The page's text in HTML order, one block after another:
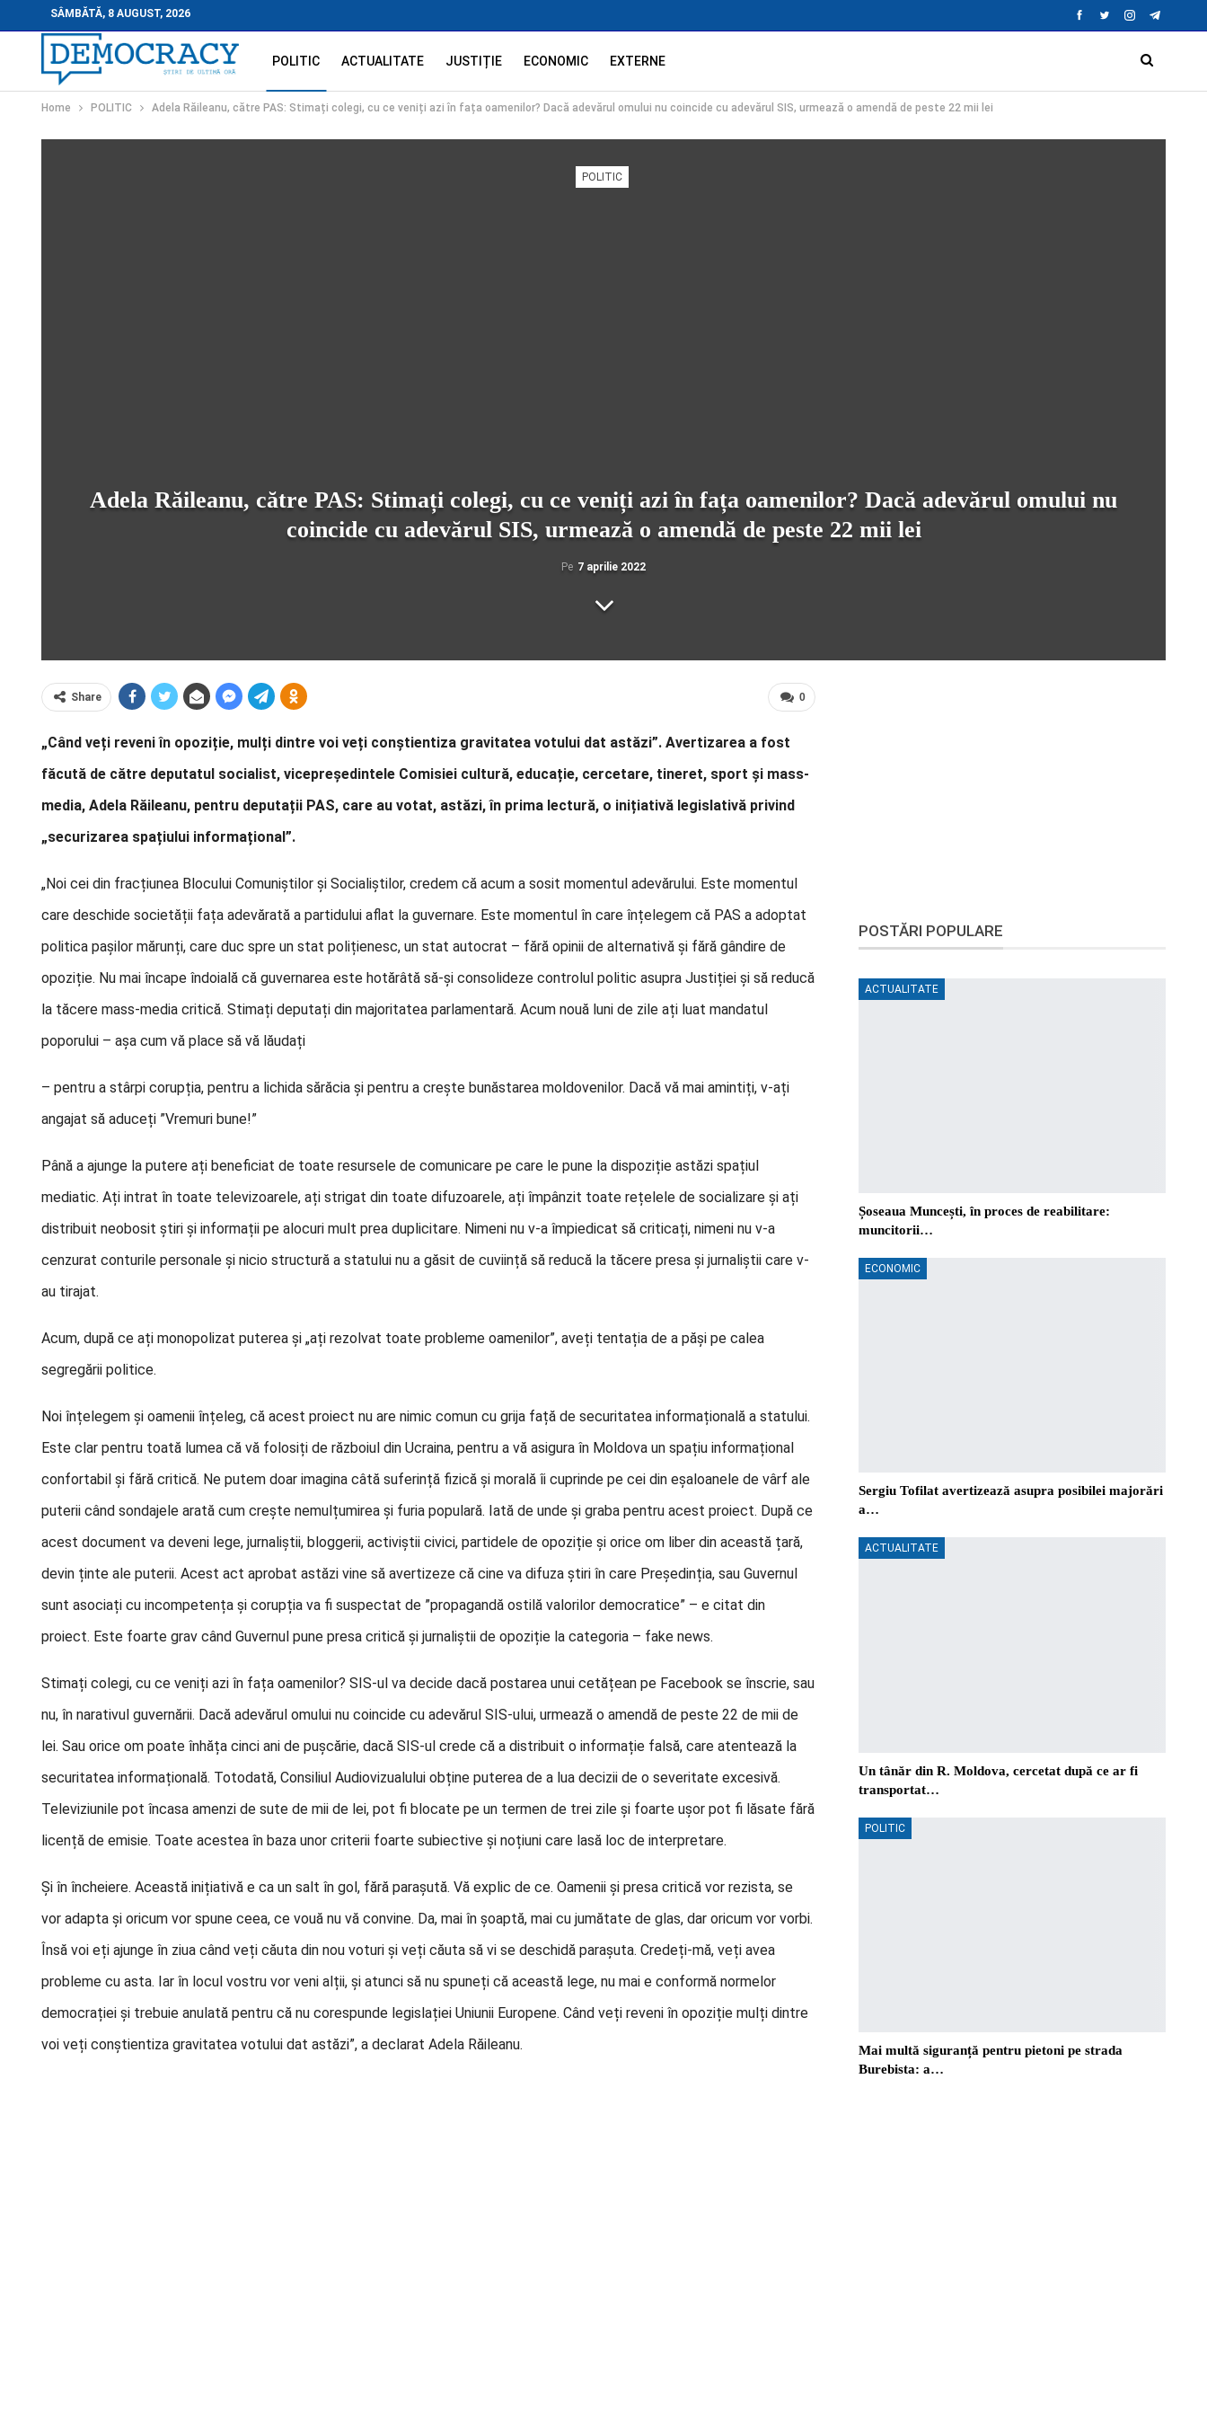
SÂMBĂTĂ, 8 AUGUST, 2026
POLITIC ACTUALITATE JUSTIȚIE ECONOMIC EXTERNE
Home POLITIC Adela Răileanu, către PAS: Stimați colegi, cu ce veniți azi în fața oamenilor? Dacă adevărul omului nu coincide cu adevărul SIS, urmează o amendă de peste 22 mii lei
POLITIC
Adela Răileanu, către PAS: Stimați colegi, cu ce veniți azi în fața oamenilor? Dacă adevărul omului nu
coincide cu adevărul SIS, urmează o amendă de peste 22 mii lei
Pe 7 aprilie 2022
0
Share
„Când veți reveni în opoziție, mulți dintre voi veți conștientiza gravitatea votului dat astăzi”. Avertizarea a fost
făcută de către deputatul socialist, vicepreședintele Comisiei cultură, educație, cercetare, tineret, sport și mass-
media, Adela Răileanu, pentru deputații PAS, care au votat, astăzi, în prima lectură, o inițiativă legislativă privind
„securizarea spațiului informațional”.
„Noi cei din fracțiunea Blocului Comuniștilor și Socialiștilor, credem că acum a sosit momentul adevărului. Este momentul
care deschide societății fața adevărată a partidului aflat la guvernare. Este momentul în care înțelegem că PAS a adoptat
politica pașilor mărunți, care duc spre un stat polițienesc, un stat autocrat – fără opinii de alternativă și fără gândire de
opoziție. Nu mai încape îndoială că guvernarea este hotărâtă să-și consolideze controlul politic asupra Justiției și să reducă
la tăcere mass-media critică. Stimați deputați din majoritatea parlamentară. Acum nouă luni de zile ați luat mandatul
poporului – așa cum vă place să vă lăudați
– pentru a stârpi corupția, pentru a lichida sărăcia și pentru a crește bunăstarea moldovenilor. Dacă vă mai amintiți, v-ați
angajat să aduceți ”Vremuri bune!”
Până a ajunge la putere ați beneficiat de toate resursele de comunicare pe care le pune la dispoziție astăzi spațiul
mediatic. Ați intrat în toate televizoarele, ați strigat din toate difuzoarele, ați împânzit toate rețelele de socializare și ați
distribuit neobosit știri și informații pe alocuri mult prea duplicitare. Nimeni nu v-a împiedicat să criticați, nimeni nu v-a
cenzurat conturile personale și nicio structură a statului nu a găsit de cuviință să reducă la tăcere presa și jurnaliștii care v-
au tirajat.
Acum, după ce ați monopolizat puterea și „ați rezolvat toate probleme oamenilor”, aveți tentația de a păși pe calea
segregării politice.
Noi înțelegem și oamenii înțeleg, că acest proiect nu are nimic comun cu grija față de securitatea informațională a statului.
Este clar pentru toată lumea că vă folosiți de războiul din Ucraina, pentru a vă asigura în Moldova un spațiu informațional
confortabil și fără critică. Ne putem doar imagina câtă suferință fizică și morală îi cuprinde pe cei din eșaloanele de vârf ale
puterii când sondajele arată cum crește nemulțumirea și furia populară. Iată de unde și graba pentru acest proiect. După ce
acest document va deveni lege, jurnaliștii, bloggerii, activiștii civici, partidele de opoziție și orice om liber din această țară,
devin ținte ale puterii. Acest act aprobat astăzi vine să avertizeze că cine va difuza știri în care Președinția, sau Guvernul
sunt asociați cu incompetența și corupția va fi suspectat de ”propagandă ostilă valorilor democratice” – e citat din
proiect. Este foarte grav când Guvernul pune presa critică și jurnaliștii de opoziție la categoria – fake news.
Stimați colegi, cu ce veniți azi în fața oamenilor? SIS-ul va decide dacă postarea unui cetățean pe Facebook se înscrie, sau
nu, în narativul guvernării. Dacă adevărul omului nu coincide cu adevărul SIS-ului, urmează o amendă de peste 22 de mii de
lei. Sau orice om poate înhăța cinci ani de pușcărie, dacă SIS-ul crede că a distribuit o informație falsă, care atentează la
securitatea informațională. Totodată, Consiliul Audiovizualului obține puterea de a lua decizii de o severitate excesivă.
Televiziunile pot încasa amenzi de sute de mii de lei, pot fi blocate pe un termen de trei zile și foarte ușor pot fi lăsate fără
licență de emisie. Toate acestea în baza unor criterii foarte subiective și noțiuni care lasă loc de interpretare.
Și în încheiere. Această inițiativă e ca un salt în gol, fără parașută. Vă explic de ce. Oamenii și presa critică vor rezista, se
vor adapta și oricum vor spune ceea, ce vouă nu vă convine. Da, mai în șoaptă, mai cu jumătate de glas, dar oricum vor vorbi.
Însă voi eți ajunge în ziua când veți căuta din nou voturi și veți căuta să vi se deschidă parașuta. Credeți-mă, veți avea
probleme cu asta. Iar în locul vostru vor veni alții, și atunci să nu spuneți că această lege, nu mai e conformă normelor
democrației și trebuie anulată pentru că nu corespunde legislației Uniunii Europene. Când veți reveni în opoziție mulți dintre
voi veți conștientiza gravitatea votului dat astăzi”, a declarat Adela Răileanu.
POSTĂRI POPULARE
ACTUALITATE
Șoseaua Muncești, în proces de reabilitare:
muncitorii…
ECONOMIC
Sergiu Tofilat avertizează asupra posibilei majorări
a…
ACTUALITATE
Un tânăr din R. Moldova, cercetat după ce ar fi
transportat…
POLITIC
Mai multă siguranță pentru pietoni pe strada
Burebista: a…